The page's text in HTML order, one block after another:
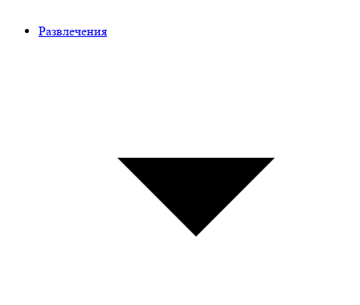
Развлечения